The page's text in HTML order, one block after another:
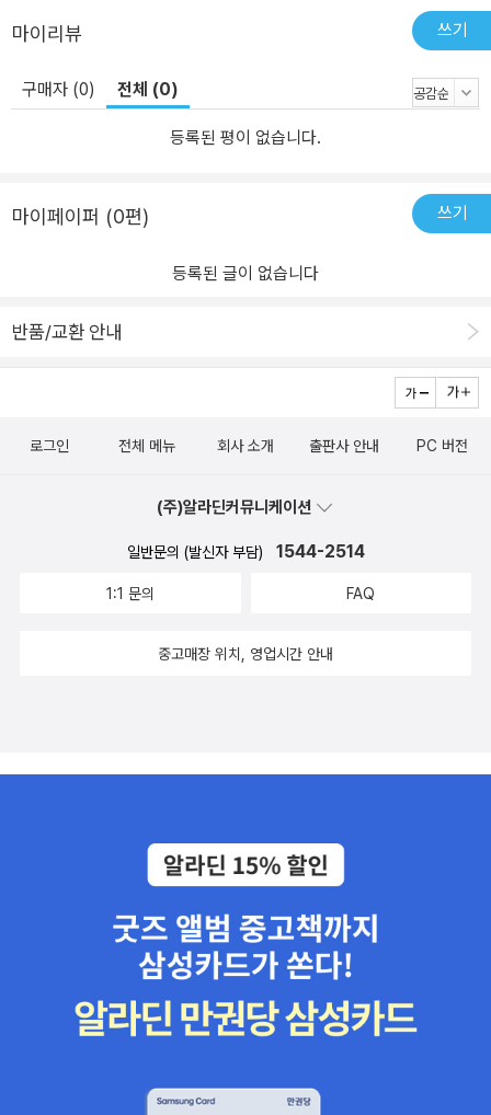
마이리뷰 쓰기
구매자 (0) 전체 (0)
등록된 평이 없습니다.
마이페이퍼 (0편) 쓰기
등록된 글이 없습니다
반품/교환 안내
로그인 전체 메뉴 회사 소개 출판사 안내 PC 버전
(주)알라딘커뮤니케이션
일반문의 (발신자 부담) 1544-2514
1:1 문의 FAQ
중고매장 위치, 영업시간 안내